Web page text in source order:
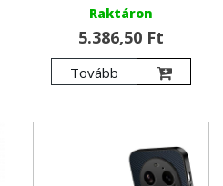
Raktáron
5.386,50 Ft
Tovább